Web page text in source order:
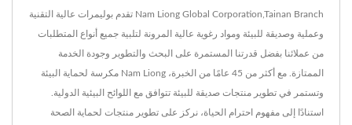
Nam Liong Global Corporation,Tainan Branch تقدم بوليمرات عالية التقنية
وعملية وصديقة للبيئة ومواد رغوية عالية المرونة لتلبية جميع أنواع المتطلبات
من عملائنا بفضل قدرتنا المستمرة على البحث والتطوير وجودة الخدمة
الممتازة. مع أكثر من 45 عامًا من الخبرة، Nam Liong مكرسة لحماية البيئة
وتستمر في تطوير منتجات صديقة للبيئة تتوافق مع اللوائح البيئية الدولية.
استنادًا إلى مفهوم احترام الحياة، نركز على تطوير منتجات لحماية الصحة